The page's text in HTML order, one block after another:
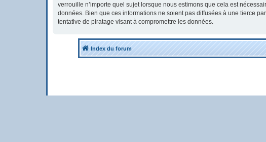
verrouille n’importe quel sujet lorsque nous estimons que cela est
données. Bien que ces informations ne soient pas diffusées à une tierce
tentative de piratage visant à compromettre les données.
Index du forum